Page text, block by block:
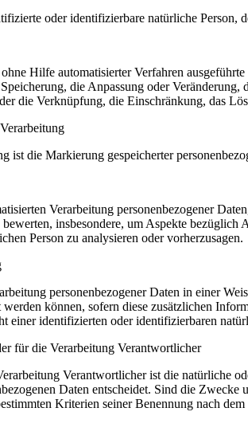
oder identifizierbare natürliche Person,
Hilfe automatisierter Verfahren
die Anpassung oder
die Verknüpfung, die Einschränkung, das
ist die Markierung gespeicherter
Verarbeitung personenbezogener
insbesondere, um Aspekte
Person zu analysieren oder vorherzusagen.
personenbezogener Daten in einer
können, sofern diese zusätzlichen
einer identifizierten oder identifizierbaren
für die Verarbeitung Verantwortlicher
Verantwortlicher ist die natürliche
Daten entscheidet. Sind die
Kriterien seiner Benennung nach